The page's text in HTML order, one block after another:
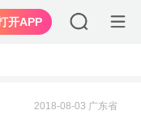
开APP
2018-08-03 广东省